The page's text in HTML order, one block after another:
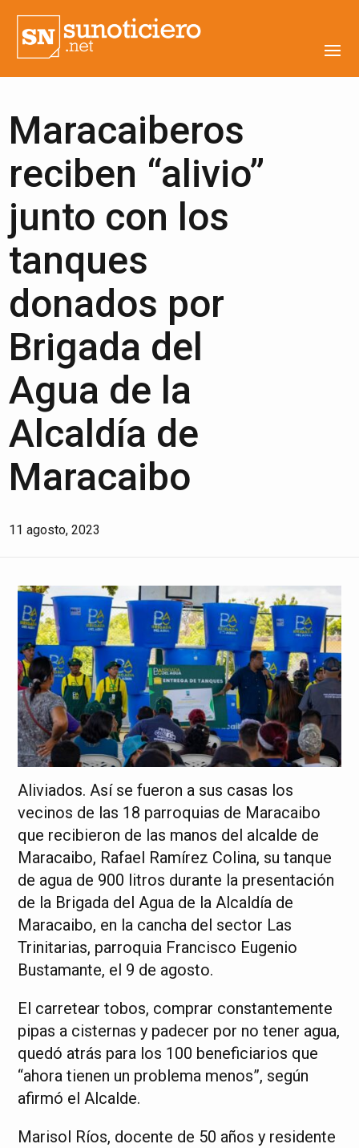
Maracaiberos
reciben “alivio”
junto con los
tanques
donados por
Brigada del
Agua de la
Alcaldía de
Maracaibo
11 agosto, 2023
Aliviados. Así se fueron a sus casas los
vecinos de las 18 parroquias de Maracaibo
que recibieron de las manos del alcalde de
Maracaibo, Rafael Ramírez Colina, su tanque
de agua de 900 litros durante la presentación
de la Brigada del Agua de la Alcaldía de
Maracaibo, en la cancha del sector Las
Trinitarias, parroquia Francisco Eugenio
Bustamante, el 9 de agosto.
El carretear tobos, comprar constantemente
pipas a cisternas y padecer por no tener agua,
quedó atrás para los 100 beneficiarios que
“ahora tienen un problema menos”, según
afirmó el Alcalde.
Marisol Ríos, docente de 50 años y residente